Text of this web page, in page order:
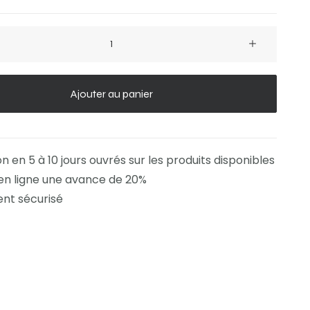
Ajouter au panier
en 5 à 10 jours ouvrés sur les produits disponibles
ligne une avance de 20%
sécurisé